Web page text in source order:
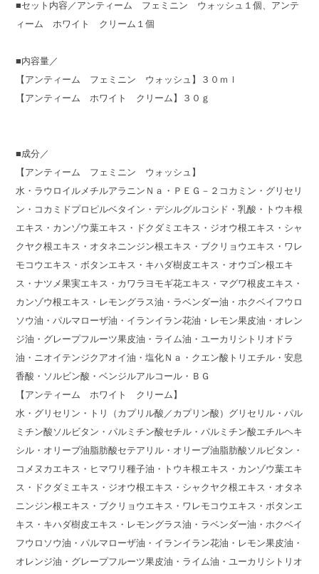
■セット内容／アンティーム フェミニン ウォッシュ１個、アンテ
ィーム ホワイト クリーム１個
■内容量／
【アンティーム フェミニン ウォッシュ】３０ｍｌ
【アンティーム ホワイト クリーム】３０ｇ
■成分／
【アンティーム フェミニン ウォッシュ】
水・ラウロイルメチルアラニンＮａ・ＰＥＧ－２コカミン・グリセリ
ン・コカミドプロピルベタイン・デシルグルコシド・乳酸・トウキ根
エキス・カンゾウ葉エキス・ドクダミエキス・ジオウ根エキス・シャ
クヤク根エキス・オタネニンジン根エキス・ブクリョウエキス・ワレ
モコウエキス・ボタンエキス・キハダ樹皮エキス・オウゴン根エキ
ス・ナツメ果実エキス・カワラヨモギ花エキス・マグワ根皮エキス・
カンゾウ根エキス・レモングラス油・ラベンダー油・ホクベイフウロ
ソウ油・パルマローザ油・イランイラン花油・レモン果皮油・オレン
ジ油・グレープフルーツ果皮油・ライム油・ユーカリシトリオドラ
油・ニオイテンジクアオイ油・塩化Ｎａ・クエン酸トリエチル・安息
香酸・ソルビン酸・ベンジルアルコール・ＢＧ
【アンティーム ホワイト クリーム】
水・グリセリン・トリ（カプリル酸／カプリン酸）グリセリル・パル
ミチン酸ソルビタン・パルミチン酸セチル・パルミチン酸エチルヘキ
シル・オリーブ油脂肪酸セテアリル・オリーブ油脂肪酸ソルビタン・
コメヌカエキス・ヒマワリ種子油・トウキ根エキス・カンゾウ葉エキ
ス・ドクダミエキス・ジオウ根エキス・シャクヤク根エキス・オタネ
ニンジン根エキス・ブクリョウエキス・ワレモコウエキス・ボタンエ
キス・キハダ樹皮エキス・レモングラス油・ラベンダー油・ホクベイ
フウロソウ油・パルマローザ油・イランイラン花油・レモン果皮油・
オレンジ油・グレープフルーツ果皮油・ライム油・ユーカリシトリオ